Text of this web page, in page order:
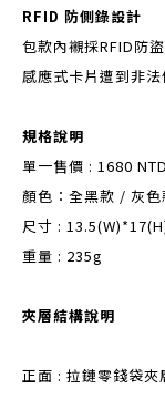
RFID 防側錄設計
包款內襯採RFID防
感應式卡片遭到非
規格說明
單一售價 : 1680
顏色：全黑款 / 灰
尺寸 :
重量 : 235g
夾層結構說明
正面 : 拉鏈零錢袋夾